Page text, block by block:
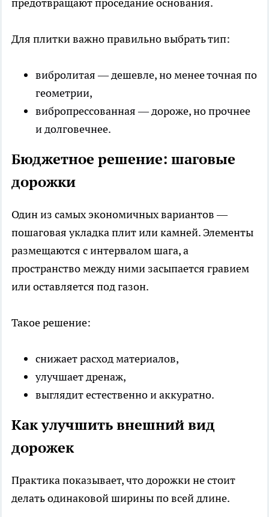
Для плитки важно правильно выбрать тип:
вибролитая — дешевле, но менее точная по
геометрии,
вибропрессованная — дороже, но прочнее
и долговечнее.
Бюджетное решение: шаговые
дорожки
Один из самых экономичных вариантов —
пошаговая укладка плит или камней. Элементы
размещаются с интервалом шага, а
пространство между ними засыпается гравием
или оставляется под газон.
Такое решение:
снижает расход материалов,
улучшает дренаж,
выглядит естественно и аккуратно.
Как улучшить внешний вид
дорожек
Практика показывает, что дорожки не стоит
делать одинаковой ширины по всей длине.